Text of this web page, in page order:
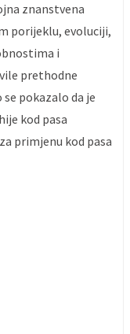
znanstvena
porijeklu, evoluciji,
i
prethodne
pokazalo da je
kod pasa
primjenu kod pasa